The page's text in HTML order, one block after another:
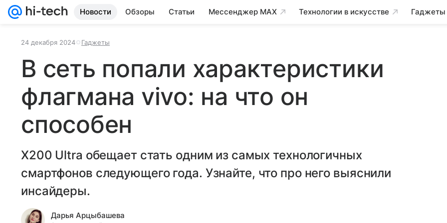
Новости Обзоры Статьи Мессенджер MAX Технологии в искусстве Гаджеты
24 декабря 2024 Гаджеты
В сеть попали характеристики
флагмана vivo: на что он
способен
X200 Ultra обещает стать одним из самых технологичных
смартфонов следующего года. Узнайте, что про него выяснили
инсайдеры.
Дарья Арцыбашева